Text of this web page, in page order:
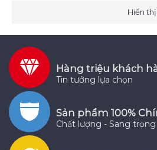
Hiển thị
Hàng triệu khách
Tin tưởng lựa chọn
Sản phẩm 100%
Chất lượng - Sang trọng